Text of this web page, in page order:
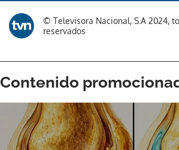
© Televisora Nacional, S.A 2024,
reservados